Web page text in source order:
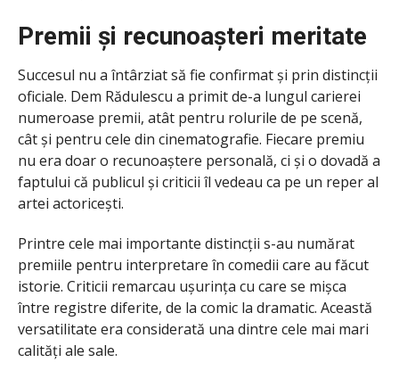
Premii și recunoașteri meritate
Succesul nu a întârziat să fie confirmat și prin distincții
oficiale. Dem Rădulescu a primit de-a lungul carierei
numeroase premii, atât pentru rolurile de pe scenă,
cât și pentru cele din cinematografie. Fiecare premiu
nu era doar o recunoaștere personală, ci și o dovadă a
faptului că publicul și criticii îl vedeau ca pe un reper al
artei actoricești.
Printre cele mai importante distincții s-au numărat
premiile pentru interpretare în comedii care au făcut
istorie. Criticii remarcau ușurința cu care se mișca
între registre diferite, de la comic la dramatic. Această
versatilitate era considerată una dintre cele mai mari
calități ale sale.